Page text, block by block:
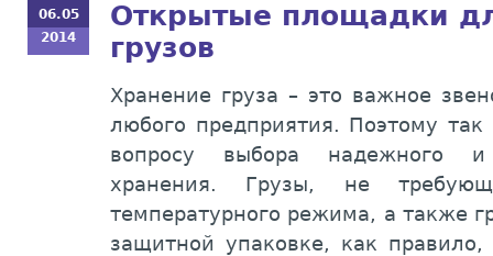
06.05
2014
Открытые площадки
грузов
Хранение груза – это важное
любого предприятия. Поэтому
вопросу выбора надежного и
хранения. Грузы, не
температурного режима, а также
защитной упаковке, как